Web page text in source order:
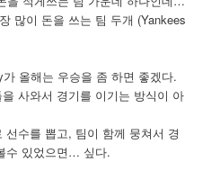
많이 돈을 쓰는 팀 두개 (Yankees
올해는 우승을 좀 하면 좋겠다.
사와서 경기를 이기는 방식이 아
수를 뽑고, 팀이 함께 뭉쳐서 경
수 있었으면… 싶다.